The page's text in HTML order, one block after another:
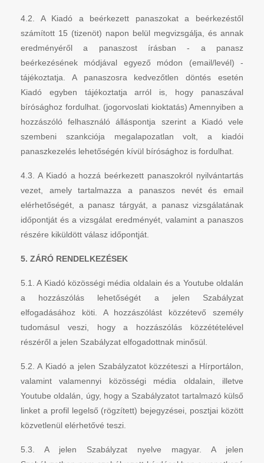
4.2. A Kiadó a beérkezett panaszokat a beérkezéstől
számított 15 (tizenöt) napon belül megvizsgálja, és annak
eredményéről a panaszost írásban - a panasz
beérkezésének módjával egyező módon (email/levél) -
tájékoztatja. A panaszosra kedvezőtlen döntés esetén
Kiadó egyben tájékoztatja arról is, hogy panaszával
bírósághoz fordulhat. (jogorvoslati kioktatás) Amennyiben a
hozzászóló felhasználó álláspontja szerint a Kiadó vele
szembeni szankciója megalapozatlan volt, a kiadói
panaszkezelés lehetőségén kívül bírósághoz is fordulhat.
4.3. A Kiadó a hozzá beérkezett panaszokról nyilvántartás
vezet, amely tartalmazza a panaszos nevét és email
elérhetőségét, a panasz tárgyát, a panasz vizsgálatának
időpontját és a vizsgálat eredményét, valamint a panaszos
részére kiküldött válasz időpontját.
5. ZÁRÓ RENDELKEZÉSEK
5.1. A Kiadó közösségi média oldalain és a Youtube oldalán
a hozzászólás lehetőségét a jelen Szabályzat
elfogadásához köti. A hozzászólást közzétevő személy
tudomásul veszi, hogy a hozzászólás közzétételével
részéről a jelen Szabályzat elfogadottnak minősül.
5.2. A Kiadó a jelen Szabályzatot közzéteszi a Hírportálon,
valamint valamennyi közösségi média oldalain, illetve
Youtube oldalán, úgy, hogy a Szabályzatot tartalmazó külső
linket a profil legelső (rögzített) bejegyzései, posztjai között
közvetlenül elérhetővé teszi.
5.3. A jelen Szabályzat nyelve magyar. A jelen